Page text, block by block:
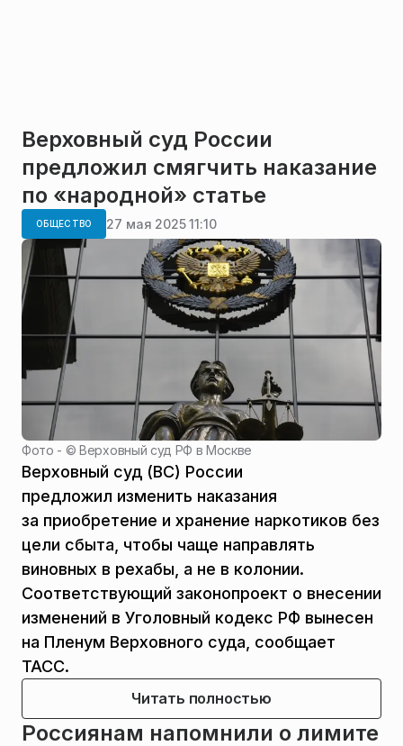
Верховный суд России
предложил смягчить наказание
по «народной» статье
ОБЩЕСТВО 27 мая 2025 11:10
Фото - ©Верховный суд РФ в Москве
Верховный суд (ВС) России
предложил изменить наказания
за приобретение и хранение наркотиков без
цели сбыта, чтобы чаще направлять
виновных в рехабы, а не в колонии.
Соответствующий законопроект о внесении
изменений в Уголовный кодекс РФ вынесен
на Пленум Верховного суда, сообщает
ТАСС.
Читать полностью
Россиянам напомнили о лимите